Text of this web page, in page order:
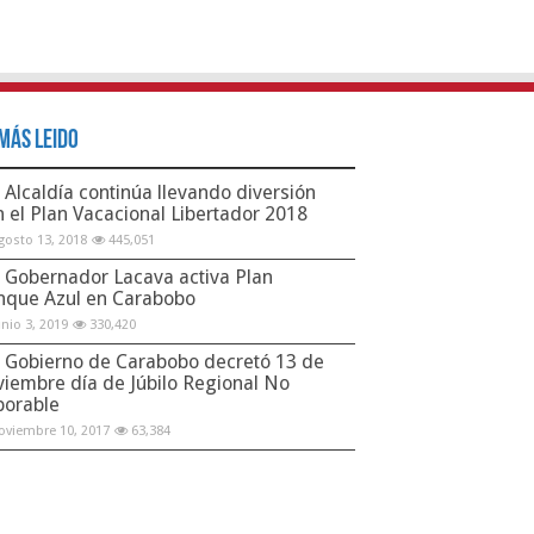
Leido
Alcaldía continúa llevando diversión
el Plan Vacacional Libertador 2018
13, 2018 445,051
Gobernador Lacava activa Plan
Azul en Carabobo
3, 2019 330,420
Gobierno de Carabobo decretó 13 de
día de Júbilo Regional No
10, 2017 63,384